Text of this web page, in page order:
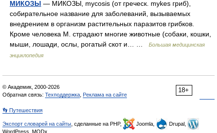
МИКОЗЫ — МИКОЗЫ, mycosis (от греческ. mykes гриб),
собирательное название для заболеваний, вызываемых
внедрением в организм растительных паразитов грибков.
Кроме человека М. страдают многие животные (собаки, кошки,
мыши, лошади, ослы, рогатый скот и… …
Большая медицинская
энциклопедия
18+
© Академик, 2000-2026
Обратная связь: Техподдержка, Реклама на сайте
👣 Путешествия
Экспорт словарей на сайты, сделанные на PHP, Joomla,
Drupal,
WordPress, MODx.